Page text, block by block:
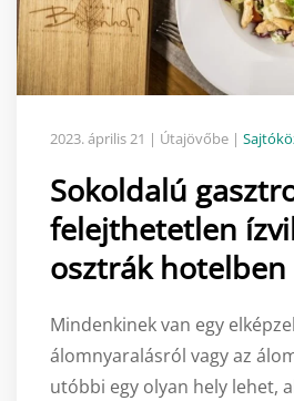
2023. április 21 | Útajövőbe |
Sokoldalú
felejthetetlen
osztrák hotelben
Mindenkinek van egy
álomnyaralásról vagy az
utóbbi egy olyan hely lehet,